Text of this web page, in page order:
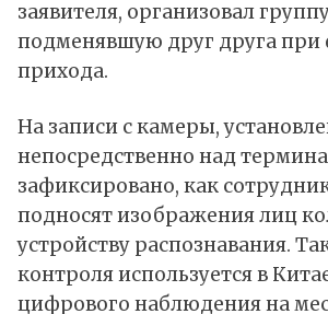
заявителя, организовал
подменявшую друг друга при
прихода.
На записи с камеры,
непосредственно над
зафиксировано, как
подносят изображения лиц
устройству распознавания.
контроля используется в
цифрового наблюдения на